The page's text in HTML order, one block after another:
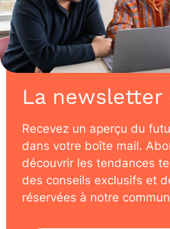
La
Recevez un aperçu du
dans votre boîte mail.
découvrir les tendances
des conseils exclusifs et
réservées à notre